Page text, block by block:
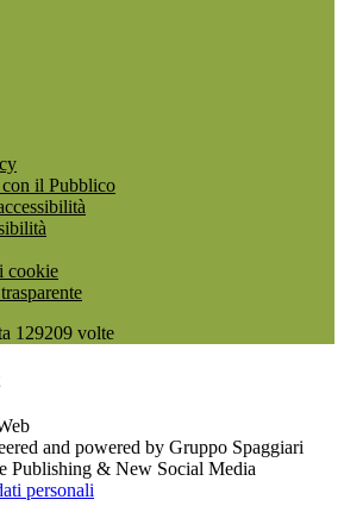
il Pubblico
cookie
129209 volte
and powered by Gruppo Spaggiari
Publishing & New Social Media
personali